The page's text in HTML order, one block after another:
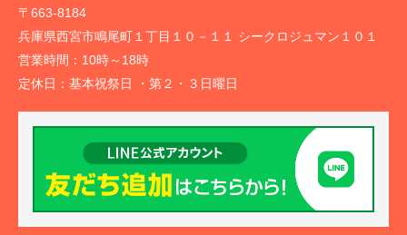
〒663-8184
兵庫県西宮市鳴尾町１丁目１０－１１ シークロジュマン１０１
営業時間： 10時～18時
定休日： 基本祝祭日 ・第２・３日曜日